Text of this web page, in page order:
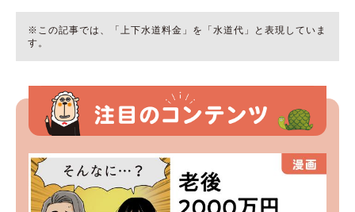
※この記事では、「上下水道料金」を「水道代」と表現していま
す。